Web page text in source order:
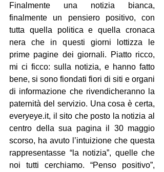
Finalmente una notizia bianca,
finalmente un pensiero positivo, con
tutta quella politica e quella cronaca
nera che in questi giorni lottizza le
prime pagine dei giornali. Piatto ricco,
mi ci ficco: sulla notizia, e hanno fatto
bene, si sono fiondati fiori di siti e organi
di informazione che rivendicheranno la
everyeye.it, il sito che posto la notizia al
centro della sua pagina il 30 maggio
scorso, ha avuto l’intuizione che questa
rappresentasse “la notizia”, quelle che
noi tutti cerchiamo. “Penso positivo”,